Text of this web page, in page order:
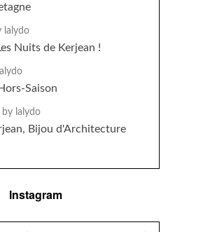
lalydo
Nuits de Kerjean !
Saison
by lalydo
Bijou d'Architecture
Instagram